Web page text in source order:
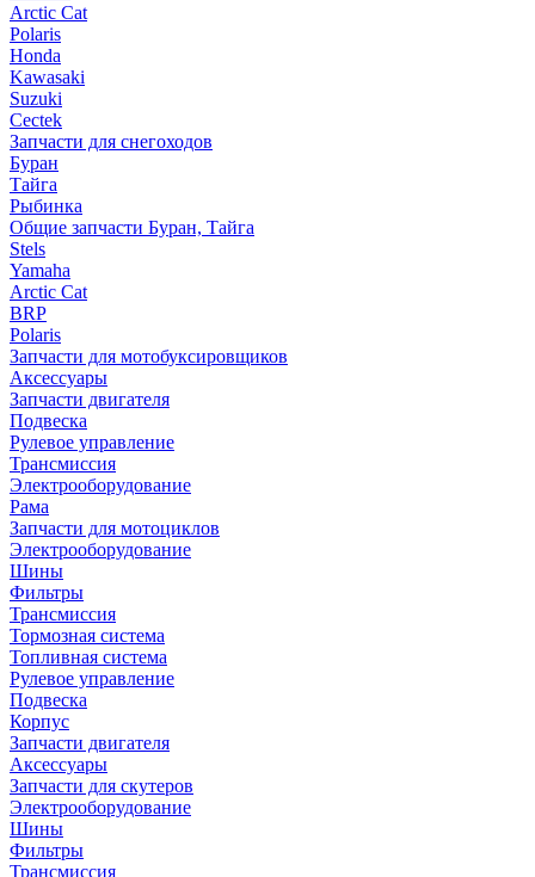
Arctic Cat
Polaris
Honda
Kawasaki
Suzuki
Cectek
Запчасти для снегоходов
Буран
Тайга
Рыбинка
Общие запчасти Буран, Тайга
Stels
Yamaha
Arctic Cat
BRP
Polaris
Запчасти для мотобуксировщиков
Аксессуары
Запчасти двигателя
Подвеска
Рулевое управление
Трансмиссия
Электрооборудование
Рама
Запчасти для мотоциклов
Электрооборудование
Шины
Фильтры
Трансмиссия
Тормозная система
Топливная система
Рулевое управление
Подвеска
Корпус
Запчасти двигателя
Аксессуары
Запчасти для скутеров
Электрооборудование
Шины
Фильтры
Трансмиссия